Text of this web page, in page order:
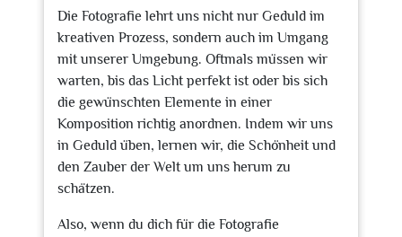
Die Fotografie lehrt uns nicht nur Geduld im
kreativen Prozess, sondern auch im Umgang
mit unserer Umgebung. Oftmals müssen wir
warten, bis das Licht perfekt ist oder bis sich
die gewünschten Elemente in einer
Komposition richtig anordnen. Indem wir uns
in Geduld üben, lernen wir, die Schönheit und
den Zauber der Welt um uns herum zu
schätzen.
Also, wenn du dich für die Fotografie